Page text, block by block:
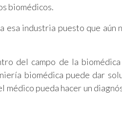
biomédicos.
esa industria puesto que aún
del campo de la
biomédica puede dar
médico pueda hacer un